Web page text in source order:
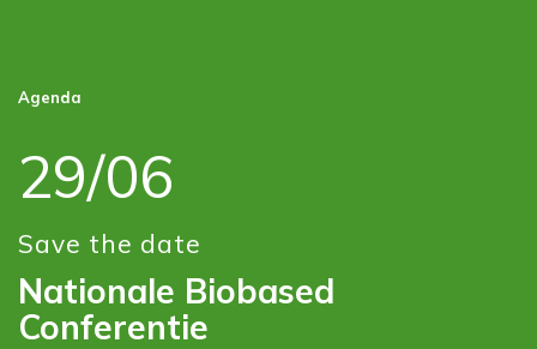
Agenda
29/06
Save the date
Nationale Biobased
Conferentie